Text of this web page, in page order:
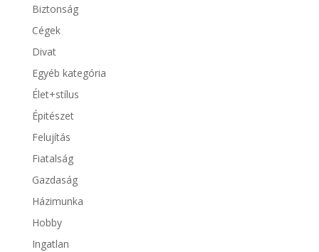
Biztonság
Cégek
Divat
Egyéb kategória
Élet+stílus
Épitészet
Felujítás
Fiatalság
Gazdaság
Házimunka
Hobby
Ingatlan